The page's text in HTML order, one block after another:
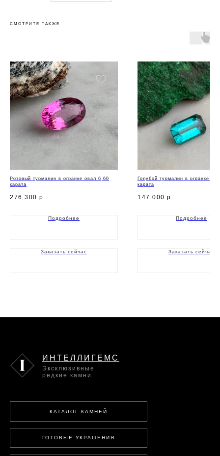
СМОТРИТЕ ТАКЖЕ
Розовый турмалин в огранке овал 6,60
карата
276 300 р.
Подробнее
Заказать сейчас
Голубой турмалин в огранке
карата
147 000 р.
Подробнее
Заказать сейчас
КАТАЛОГ КАМНЕЙ
ГОТОВЫЕ УКРАШЕНИЯ
Эксклюзивные
редкие камни
ИНТЕЛЛИГЕМС